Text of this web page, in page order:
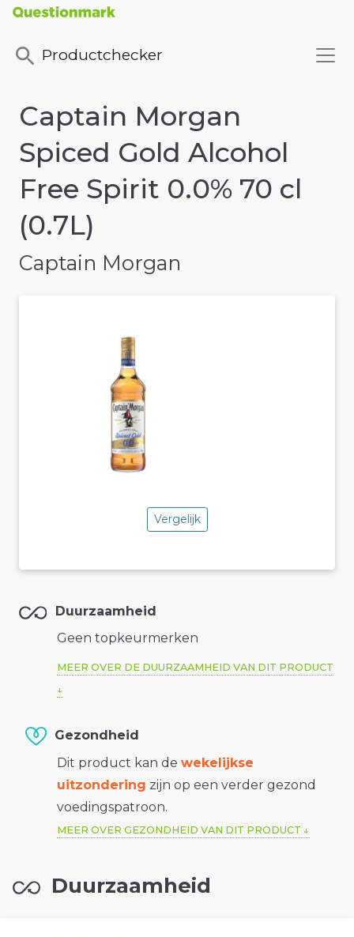
Productchecker
Captain Morgan
Spiced Gold Alcohol
Free Spirit 0.0% 70 cl
(0.7L)
Captain Morgan
Vergelijk
Duurzaamheid
Geen topkeurmerken
MEER OVER DE DUURZAAMHEID VAN DIT PRODUCT
Gezondheid
Dit product kan de wekelijkse
uitzondering zijn op een verder gezond
voedingspatroon.
MEER OVER GEZONDHEID VAN DIT PRODUCT
Duurzaamheid